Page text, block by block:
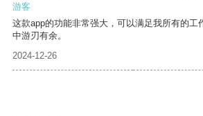
游客
这款app的功能非常强大，可以满足我所有的工
中游刃有余。
2024-12-26